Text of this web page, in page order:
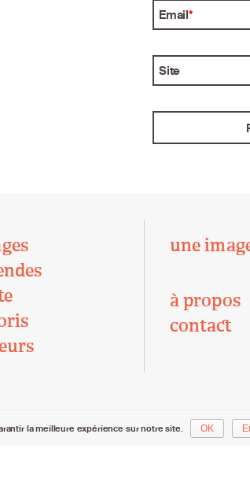
Email*
Site
une
à propos
contact
la meilleure expérience sur notre site. OK